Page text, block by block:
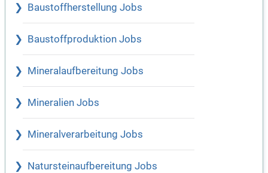
Baustoffherstellung Jobs
Baustoffproduktion Jobs
Mineralaufbereitung Jobs
Mineralien Jobs
Mineralverarbeitung Jobs
Natursteinaufbereitung Jobs